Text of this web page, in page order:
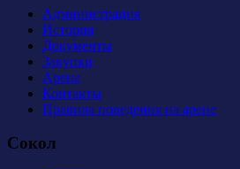
Администрация
История
Документы
Закупки
Арена
Контакты
Правила поведения на арене
Сокол